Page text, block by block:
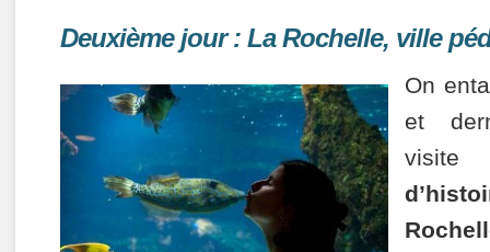
Deuxième jour : La Rochelle, ville
On
et